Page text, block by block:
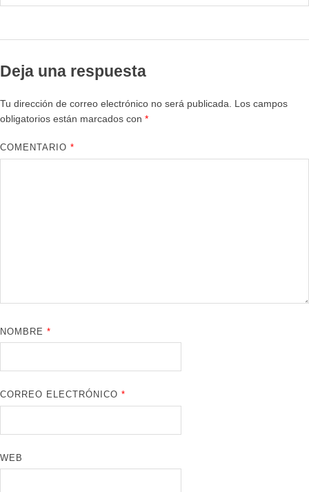
Deja una respuesta
Tu dirección de correo electrónico no será publicada.
Los campos
obligatorios están marcados con *
COMENTARIO*
NOMBRE*
CORREO ELECTRÓNICO*
WEB